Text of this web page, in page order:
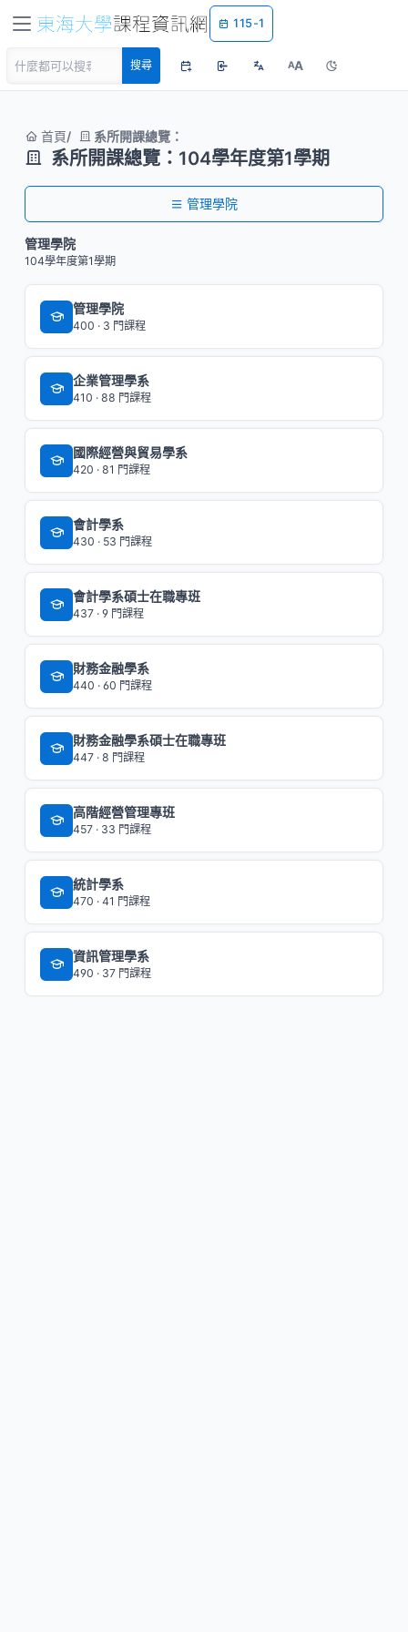
115-1
搜尋 AA
首頁 系所開課總覽：
系所開課總覽：104學年度第1學期
管理學院
管理學院
104學年度第1學期
管理學院
400 · 3 門課程
企業管理學系
410 · 88 門課程
國際經營與貿易學系
420 · 81 門課程
會計學系
430 · 53 門課程
會計學系碩士在職專班
437 · 9 門課程
財務金融學系
440 · 60 門課程
財務金融學系碩士在職專班
447 · 8 門課程
高階經營管理專班
457 · 33 門課程
統計學系
470 · 41 門課程
資訊管理學系
490 · 37 門課程